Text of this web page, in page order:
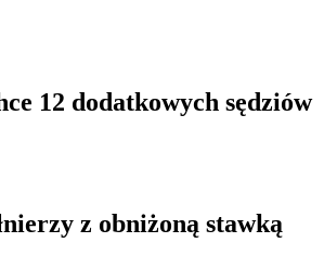
12 dodatkowych sędziów
z obniżoną stawką